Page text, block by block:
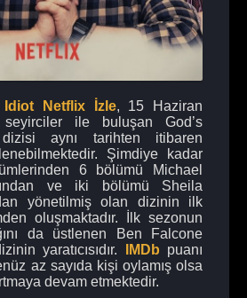
Idiot Netflix İzle, 15 Haziran
ile buluşan God’s
aynı tarihten itibaren
Şimdiye kadar
6 bölümü Michael
ve iki bölümü Sheila
yönetilmiş olan dizinin ilk
oluşmaktadır. İlk sezonun
da üstlenen Ben Falcone
yaratıcısıdır.
IMDb puanı
az sayıda kişi oylamış olsa
devam etmektedir.